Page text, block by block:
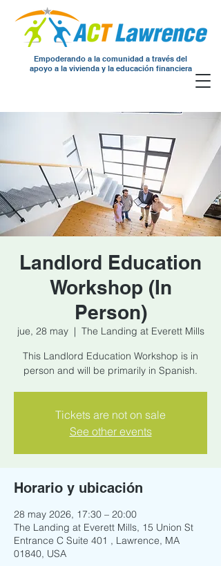
Empoderando a la comunidad a través del
apoyo a la vivienda y la educación financiera
Landlord Education
Workshop (In
Person)
jue, 28 may
  |
The Landing at Everett Mills
This Landlord Education Workshop is in
person and will be primarily in Spanish.
Tickets are not on sale
See other events
Horario y ubicación
28 may 2026, 17:30 – 20:00
The Landing at Everett Mills, 15 Union St
Entrance C Suite 401 , Lawrence, MA
01840, USA